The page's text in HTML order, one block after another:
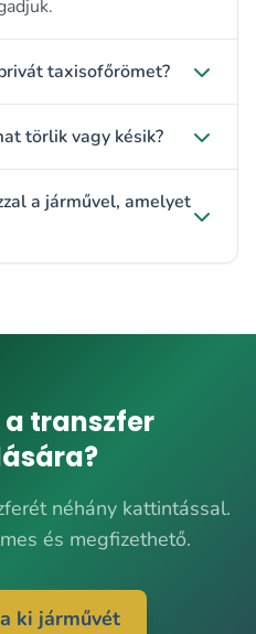
taxisofőrömet?
törlik vagy késik?
a járművel, amelyet
a transzfer
néhány kattintással.
és megfizethető.
ki járművét